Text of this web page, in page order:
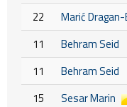
22
Marić Dragan-
11
Behram Seid
11
Behram Seid
15
Sesar Marin